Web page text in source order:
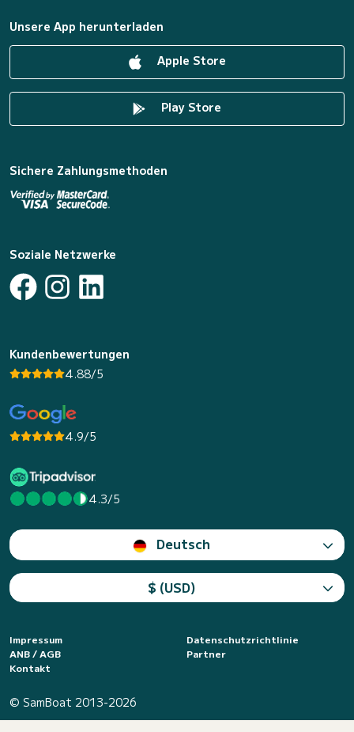
Unsere App herunterladen
Apple Store
Play Store
Sichere Zahlungsmethoden
Soziale Netzwerke
Kundenbewertungen
4.88/5
4.9/5
4.3/5
Deutsch
$ (USD)
Impressum
Datenschutzrichtlinie
ANB / AGB
Partner
Kontakt
© SamBoat 2013-2026